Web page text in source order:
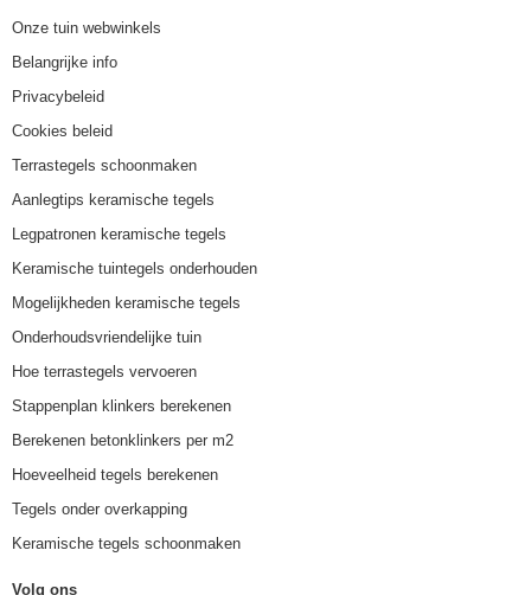
Onze tuin webwinkels
Belangrijke info
Privacybeleid
Cookies beleid
Terrastegels schoonmaken
Aanlegtips keramische tegels
Legpatronen keramische tegels
Keramische tuintegels onderhouden
Mogelijkheden keramische tegels
Onderhoudsvriendelijke tuin
Hoe terrastegels vervoeren
Stappenplan klinkers berekenen
Berekenen betonklinkers per m2
Hoeveelheid tegels berekenen
Tegels onder overkapping
Keramische tegels schoonmaken
Volg ons